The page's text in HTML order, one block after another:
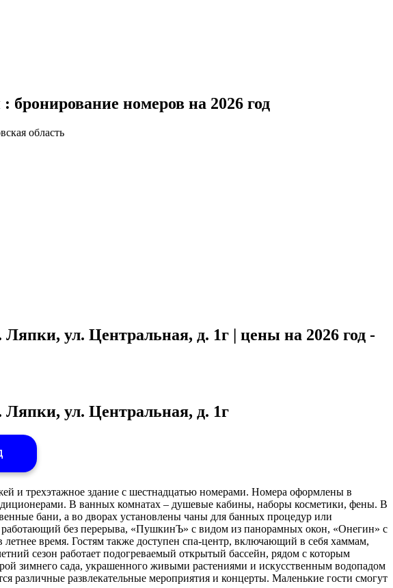
номеров на 2026 год
область
ул. Центральная, д. 1г | цены на 2026 год -
Ляпки, ул. Центральная, д. 1г
и трехэтажное здание с шестнадцатью номерами. Номера оформлены в
В ванных комнатах – душевые кабины, наборы косметики, фены. В
бани, а во дворах установлены чаны для банных процедур или
без перерыва, «ПушкинЪ» с видом из панорамных окон, «Онегин» с
время. Гостям также доступен спа-центр, включающий в себя хаммам,
сезон работает подогреваемый открытый бассейн, рядом с которым
зимнего сада, украшенного живыми растениями и искусственным водопадом
различные развлекательные мероприятия и концерты. Маленькие гости смогут